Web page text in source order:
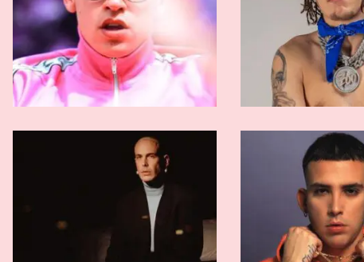
ARTISTI AFFERMATI
Vegas Jones
ARTISTI AFFERMATI